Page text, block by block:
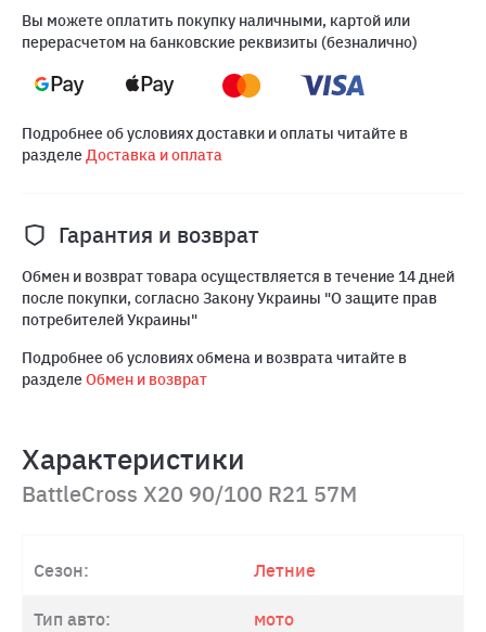
Вы можете оплатить покупку наличными, картой или
перерасчетом на банковские реквизиты (безналично)
Подробнее об условиях доставки и оплаты читайте в
разделеДоставка и оплата
Гарантия и возврат
Обмен и возврат товара осуществляется в течение 14 дней
после покупки, согласно Закону Украины "О защите прав
потребителей Украины"
Подробнее об условиях обмена и возврата читайте в
разделеОбмен и возврат
Характеристики
BattleCross X20 90/100 R21 57M
Сезон: Летние
Тип авто: мото